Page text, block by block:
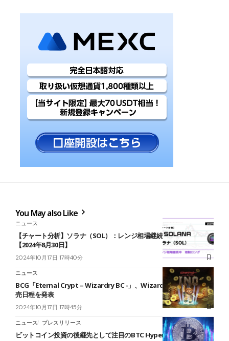
You May also Like
ニュース
【チャート分析】ソラナ（SOL）：レンジ相場継続中 短期ロング
【2024年8月30日】
2024年10月17日 17時40分
ニュース
BCG「Eternal Crypt – Wizardry BC -」、Wizardry BC INOの販
売日程を発表
2024年10月17日 17時45分
ニュース プレスリリース
ビットコイン投資の後継先として注目のBTC Hyperとは